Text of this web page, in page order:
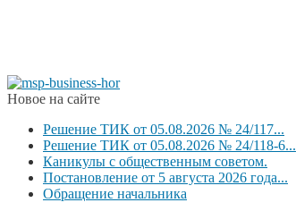
Новое на сайте
Решение ТИК от 05.08.2026 № 24/117...
Решение ТИК от 05.08.2026 № 24/118-6...
Каникулы с общественным советом.
Постановление от 5 августа 2026 года...
Обращение начальника